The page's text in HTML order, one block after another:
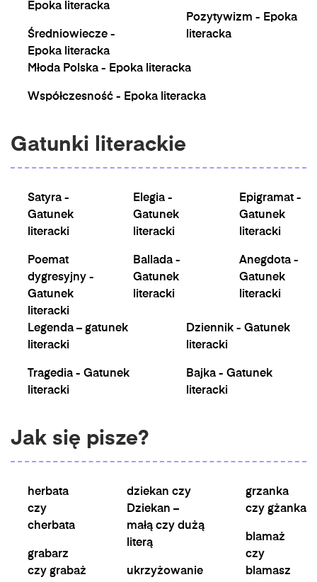
Epoka literacka
Średniowiecze -
Epoka literacka
Pozytywizm - Epoka
literacka
Młoda Polska - Epoka literacka
Współczesność - Epoka literacka
Gatunki literackie
Satyra -
Gatunek
literacki
Poemat
dygresyjny -
Gatunek
literacki
Elegia -
Gatunek
literacki
Ballada -
Gatunek
literacki
Epigramat -
Gatunek
literacki
Anegdota -
Gatunek
literacki
Legenda – gatunek
literacki
Tragedia - Gatunek
literacki
Dziennik - Gatunek
literacki
Bajka - Gatunek
literacki
Jak się pisze?
herbata
czy
cherbata
grabarz
czy grabaż
dziekan czy
Dziekan –
małą czy dużą
literą
ukrzyżowanie
grzanka
czy gżanka
blamaż
czy
blamasz